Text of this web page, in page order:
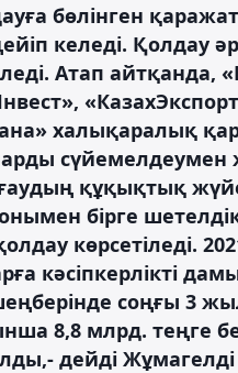
бөлінген
келеді. Қолдау
Атап айтқанда,
халықаралық
құқықтық
бірге
көрсетіледі.
кәсіпкерлікті
соңғы 3
8,8 млрд. теңге
дейді